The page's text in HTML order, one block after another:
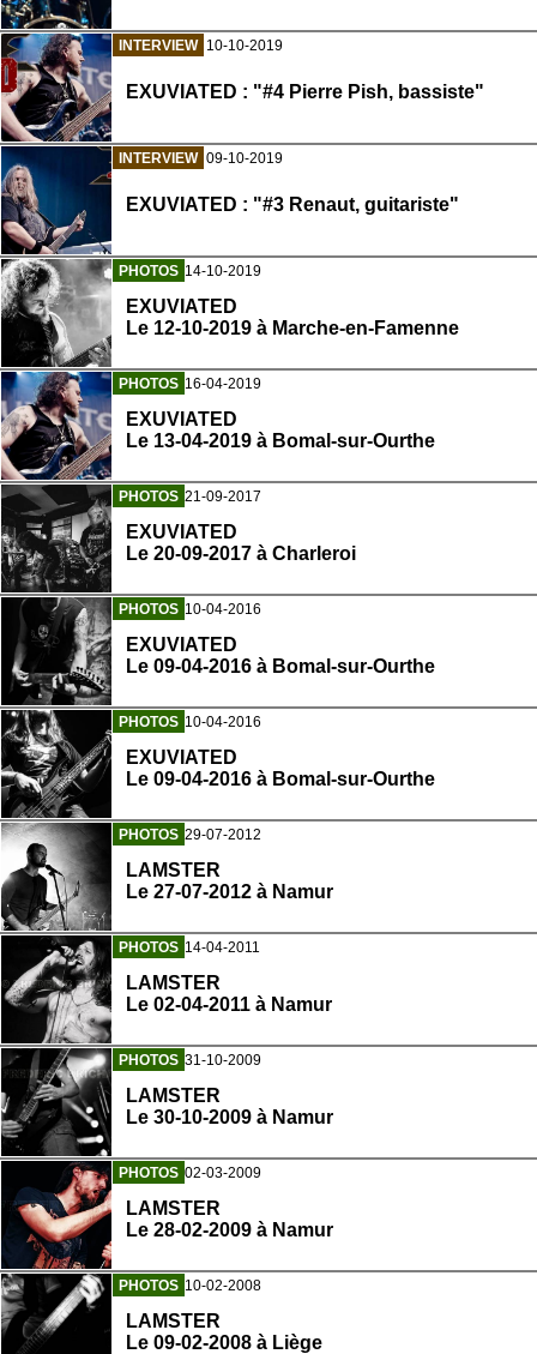
INTERVIEW 10-10-2019
EXUVIATED : "#4 Pierre Pish, bassiste"
INTERVIEW 09-10-2019
EXUVIATED : "#3 Renaut, guitariste"
PHOTOS 14-10-2019
EXUVIATED
Le 12-10-2019 à Marche-en-Famenne
PHOTOS 16-04-2019
EXUVIATED
Le 13-04-2019 à Bomal-sur-Ourthe
PHOTOS 21-09-2017
EXUVIATED
Le 20-09-2017 à Charleroi
PHOTOS 10-04-2016
EXUVIATED
Le 09-04-2016 à Bomal-sur-Ourthe
PHOTOS 10-04-2016
EXUVIATED
Le 09-04-2016 à Bomal-sur-Ourthe
PHOTOS 29-07-2012
LAMSTER
Le 27-07-2012 à Namur
PHOTOS 14-04-2011
LAMSTER
Le 02-04-2011 à Namur
PHOTOS 31-10-2009
LAMSTER
Le 30-10-2009 à Namur
PHOTOS 02-03-2009
LAMSTER
Le 28-02-2009 à Namur
PHOTOS 10-02-2008
LAMSTER
Le 09-02-2008 à Liège